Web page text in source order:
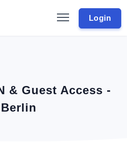
Login
& Guest Access -
Berlin